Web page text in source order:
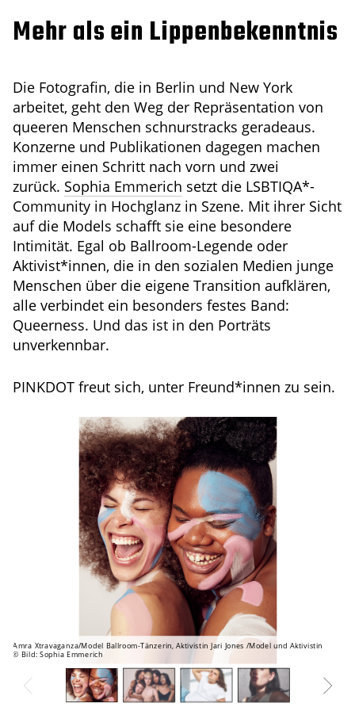
Mehr als ein Lippenbekenntnis
Die Fotografin, die in Berlin und New York
arbeitet, geht den Weg der Repräsentation von
queeren Menschen schnurstracks geradeaus.
Konzerne und Publikationen dagegen machen
immer einen Schritt nach vorn und zwei
zurück. Sophia Emmerich setzt die LSBTIQA*-
Community in Hochglanz in Szene. Mit ihrer Sicht
auf die Models schafft sie eine besondere
Intimität. Egal ob Ballroom-Legende oder
Aktivist*innen, die in den sozialen Medien junge
Menschen über die eigene Transition aufklären,
alle verbindet ein besonders festes Band:
Queerness. Und das ist in den Porträts
unverkennbar.
PINKDOT freut sich, unter Freund*innen zu sein.
Amra Xtravaganza/Model Ballroom-Tänzerin, Aktivistin Jari Jones /Model und Aktivistin
© Bild: Sophia Emmerich